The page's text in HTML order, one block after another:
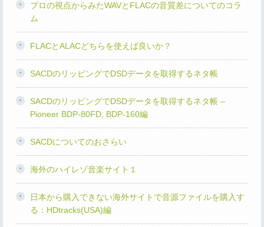
プロの視点からみたWAVとFLACの音質差についてのコラ
ム
FLACとALACどちらを使えば良いか？
SACDのリッピングでDSDデータを取得するネタ帳
SACDのリッピングでDSDデータを取得するネタ帳 –
Pioneer BDP-80FD, BDP-160編
SACDについてのおさらい
海外のハイレゾ音楽サイト１
日本から購入できない海外サイトで音源ファイルを購入す
る：HDtracks(USA)編